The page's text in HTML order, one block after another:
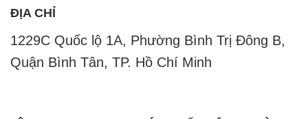
CÔNG TY XNK TM SX HÓA CHẤT ĐẮC TRƯỜNG
PHÁT